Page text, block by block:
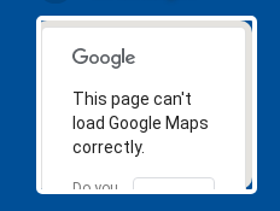
This page can't
load Google Maps
correctly.
Do you
OK